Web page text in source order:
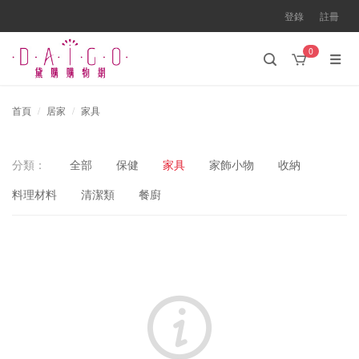
登錄 註冊
0
首頁 居家 家具
分類： 全部 保健 家具 家飾小物
收納
料理材料
清潔類 餐廚